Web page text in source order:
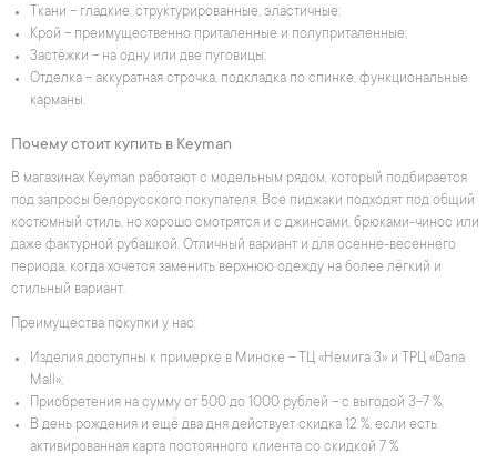
Ткани – гладкие, структурированные, эластичные;
Крой – преимущественно приталенные и полуприталенные;
Застёжки – на одну или две пуговицы;
Отделка – аккуратная строчка, подкладка по спинке, функциональные
карманы.
Почему стоит купить в Keyman
В магазинах Keyman работают с модельным рядом, который подбирается
под запросы белорусского покупателя. Все пиджаки подходят под общий
костюмный стиль, но хорошо смотрятся и с джинсами, брюками-чинос или
даже фактурной рубашкой. Отличный вариант и для осенне-весеннего
периода, когда хочется заменить верхнюю одежду на более лёгкий и
стильный вариант.
Преимущества покупки у нас:
Изделия доступны к примерке в Минске – ТЦ «Немига 3» и ТРЦ «Dana
Mall»;
Приобретения на сумму от 500 до 1000 рублей – с выгодой 3–7 %;
В день рождения и ещё два дня действует скидка 12 %, если есть
активированная карта постоянного клиента со скидкой 7 %.